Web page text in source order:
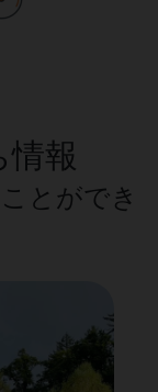
報
とができ